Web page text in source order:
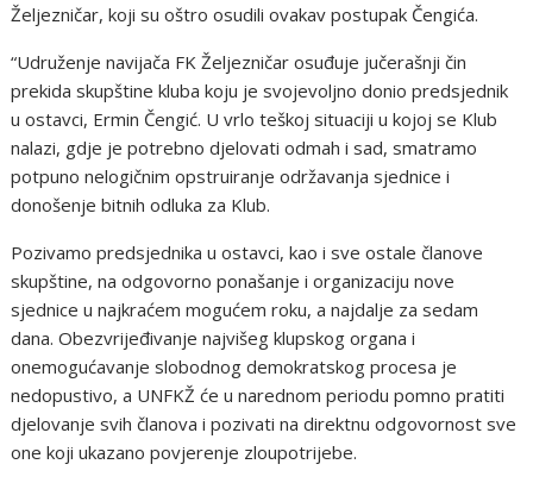
Željezničar, koji su oštro osudili ovakav postupak Čengića.
“Udruženje navijača FK Željezničar osuđuje jučerašnji čin
prekida skupštine kluba koju je svojevoljno donio predsjednik
u ostavci, Ermin Čengić. U vrlo teškoj situaciji u kojoj se Klub
nalazi, gdje je potrebno djelovati odmah i sad, smatramo
potpuno nelogičnim opstruiranje održavanja sjednice i
donošenje bitnih odluka za Klub.
Pozivamo predsjednika u ostavci, kao i sve ostale članove
skupštine, na odgovorno ponašanje i organizaciju nove
sjednice u najkraćem mogućem roku, a najdalje za sedam
dana. Obezvrijeđivanje najvišeg klupskog organa i
onemogućavanje slobodnog demokratskog procesa je
nedopustivo, a UNFKŽ će u narednom periodu pomno pratiti
djelovanje svih članova i pozivati na direktnu odgovornost sve
one koji ukazano povjerenje zloupotrijebe.